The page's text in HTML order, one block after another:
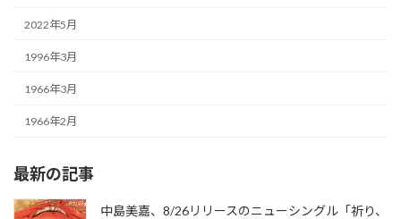
2022年5月
1996年3月
1966年3月
1966年2月
最新の記事
中島美嘉、8/26リリースのニューシングル「祈り、